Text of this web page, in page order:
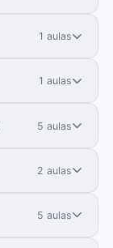
1 aulas
1 aulas
5 aulas
2 aulas
5 aulas